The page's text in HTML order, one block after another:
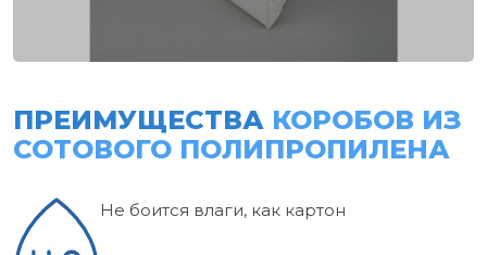
ПРЕИМУЩЕСТВА КОРОБОВ ИЗ
СОТОВОГО ПОЛИПРОПИЛЕНА
Не боится влаги, как картон